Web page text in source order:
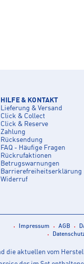
HILFE & KONTAKT
Lieferung & Versand
Click & Collect
Click & Reserve
Zahlung
Rücksendung
FAQ - Häufige Fragen
Rückrufaktionen
Betrugswarnungen
Barrierefreiheitserklärung
Widerruf
Impressum AGB
die aktuellen vom